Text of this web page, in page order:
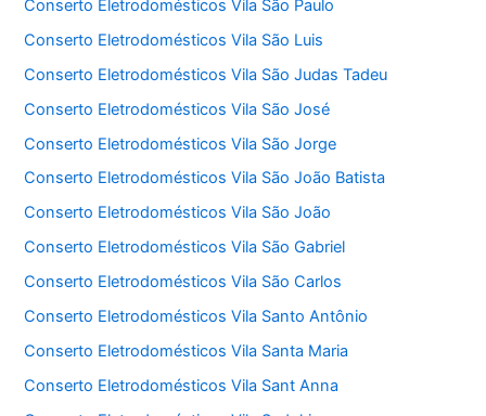
Conserto Eletrodomésticos Vila São Paulo
Conserto Eletrodomésticos Vila São Luis
Conserto Eletrodomésticos Vila São Judas Tadeu
Conserto Eletrodomésticos Vila São José
Conserto Eletrodomésticos Vila São Jorge
Conserto Eletrodomésticos Vila São João Batista
Conserto Eletrodomésticos Vila São João
Conserto Eletrodomésticos Vila São Gabriel
Conserto Eletrodomésticos Vila São Carlos
Conserto Eletrodomésticos Vila Santo Antônio
Conserto Eletrodomésticos Vila Santa Maria
Conserto Eletrodomésticos Vila Sant Anna